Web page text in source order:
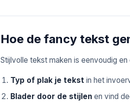
Hoe de fancy tekst
Stijlvolle tekst maken is eenvoudig
Typ of plak je tekst in het
Blader door de stijlen en vind